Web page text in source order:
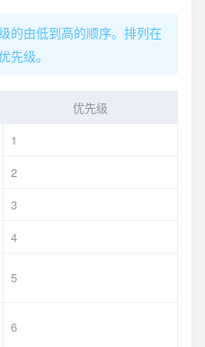
的由低到高的顺序。排列在
先级。
优先级
1
2
3
4
5
6